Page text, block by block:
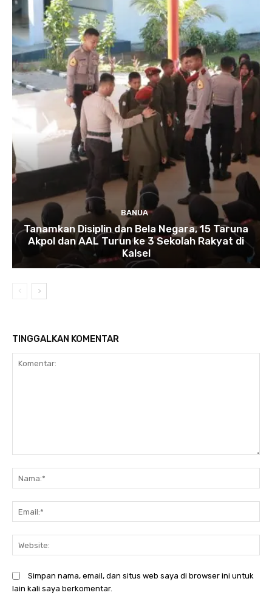
BANUA
Tanamkan Disiplin dan Bela Negara, 15 Taruna
Akpol dan AAL Turun ke 3 Sekolah Rakyat di
Kalsel
TINGGALKAN KOMENTAR
Simpan nama, email, dan situs web saya di browser ini untuk
lain kali saya berkomentar.